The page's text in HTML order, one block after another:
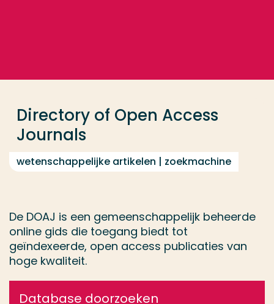
Directory of Open Access
Journals
wetenschappelijke artikelen | zoekmachine
De DOAJ is een gemeenschappelijk beheerde
online gids die toegang biedt tot
geïndexeerde, open access publicaties van
hoge kwaliteit.
Database doorzoeken
Contact